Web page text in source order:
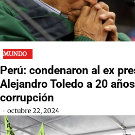
MUNDO
Perú: condenaron al ex
Alejandro Toledo a 20
corrupción
octubre 22, 2024